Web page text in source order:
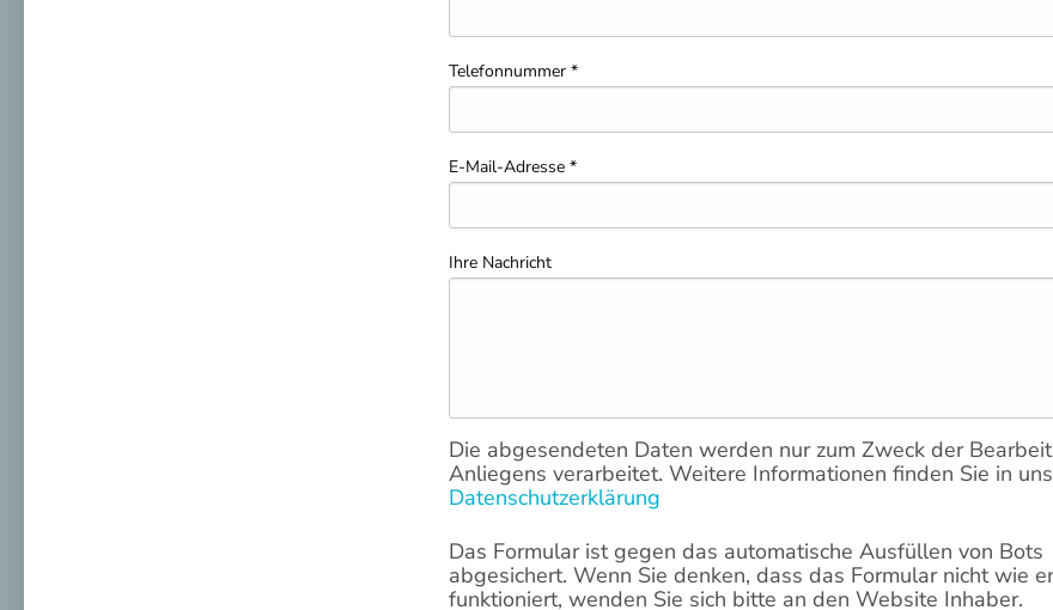
Telefonnummer *
E-Mail-Adresse *
Ihre Nachricht
Die abgesendeten Daten werden nur zum Zweck der
Anliegens verarbeitet. Weitere Informationen finden Sie in
Datenschutzerklärung
Das Formular ist gegen das automatische Ausfüllen von Bots
abgesichert. Wenn Sie denken, dass das Formular nicht wie
funktioniert, wenden Sie sich bitte an den Website Inhaber.